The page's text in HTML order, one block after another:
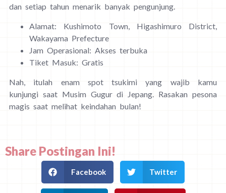
dan setiap tahun menarik banyak pengunjung.
Alamat: Kushimoto Town, Higashimuro District,
Wakayama Prefecture
Jam Operasional: Akses terbuka
Tiket Masuk: Gratis
Nah, itulah enam spot tsukimi yang wajib kamu
kunjungi saat Musim Gugur di Jepang. Rasakan pesona
magis saat melihat keindahan bulan!
Share Postingan Ini!
Facebook Twitter